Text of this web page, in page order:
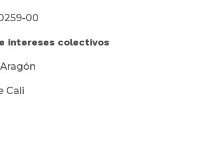
00
intereses colectivos
Cali